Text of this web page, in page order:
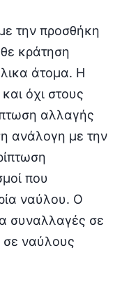
την προσθήκη
κράτηση
άτομα. Η
όχι στους
αλλαγής
ανάλογη με την
που
ναύλου. Ο
συναλλαγές σε
ναύλους